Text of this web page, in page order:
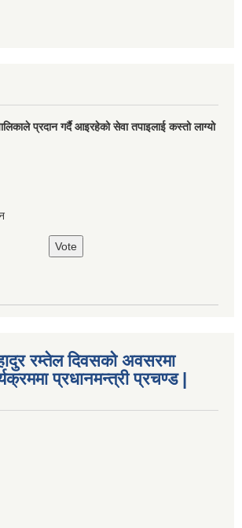
प्रदान गर्दै आइरहेको सेवा तपाइलाई कस्तो लाग्यो
रम्तेल दिवसको अवसरमा
प्रधानमन्त्री प्रचण्ड |